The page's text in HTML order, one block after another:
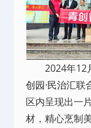
2024年12
创园·民治汇联
区内呈现出一
材，精心烹制